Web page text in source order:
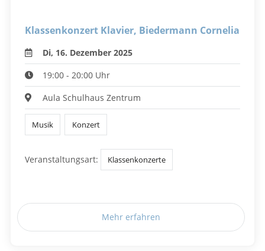
Klassenkonzert Klavier, Biedermann Cornelia
Di, 16. Dezember 2025
19:00 - 20:00 Uhr
Aula Schulhaus Zentrum
Musik Konzert
Veranstaltungsart: Klassenkonzerte
Mehr erfahren